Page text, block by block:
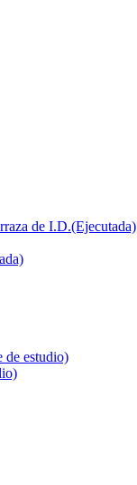
de I.D.(Ejecutada)
de estudio)